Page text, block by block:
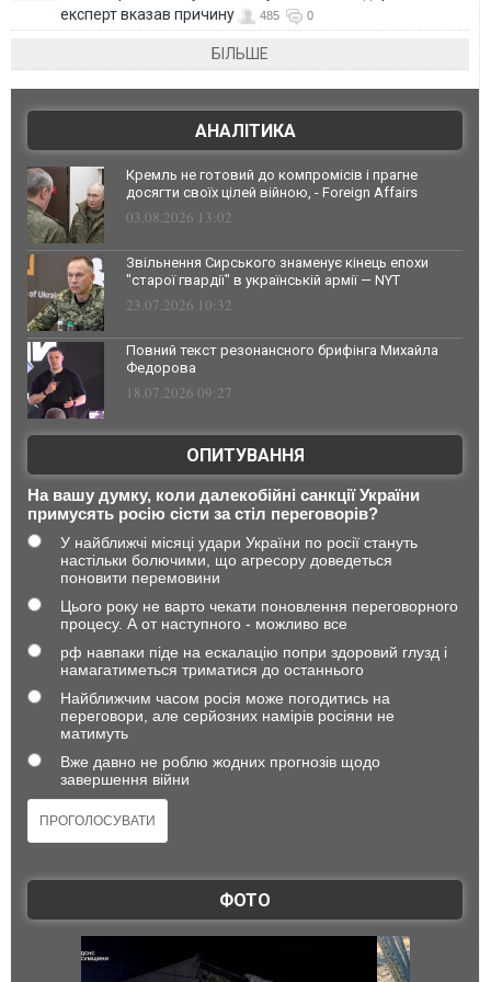
експерт вказав причину
485 0
БІЛЬШЕ
АНАЛІТИКА
Кремль не готовий до компромісів і прагне
досягти своїх цілей війною, - Foreign Affairs
03.08.2026 13:02
Звільнення Сирського знаменує кінець епохи
"старої гвардії" в українській армії — NYT
23.07.2026 10:32
Повний текст резонансного брифінга Михайла
Федорова
18.07.2026 09:27
ОПИТУВАННЯ
На вашу думку, коли далекобійні санкції України
примусять росію сісти за стіл переговорів?
У найближчі місяці удари України по росії стануть
настільки болючими, що агресору доведеться
поновити перемовини
Цього року не варто чекати поновлення переговорного
процесу. А от наступного - можливо все
рф навпаки піде на ескалацію попри здоровий глузд і
намагатиметься триматися до останнього
Найближчим часом росія може погодитись на
переговори, але серйозних намірів росіяни не
матимуть
Вже давно не роблю жодних прогнозів щодо
завершення війни
ФОТО